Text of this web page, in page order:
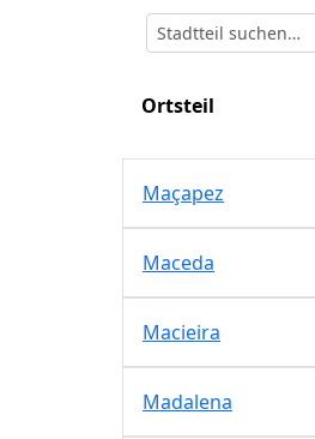
Ortsteil
Maçapez
Maceda
Macieira
Madalena